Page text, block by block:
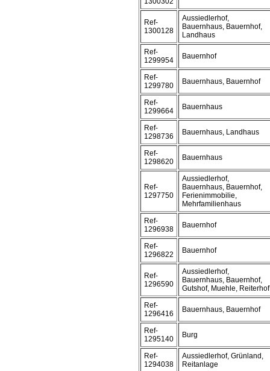
Ref-
1300128
Aussiedlerhof,
Bauernhaus, Bauernhof,
Landhaus
Ref-
1299954
Bauernhof
Ref-
1299780
Bauernhaus, Bauernhof
Ref-
1299664
Bauernhaus
Ref-
1298736
Bauernhaus, Landhaus
Ref-
1298620
Bauernhaus
Ref-
1297750
Aussiedlerhof,
Bauernhaus, Bauernhof,
Ferienimmobilie,
Mehrfamilienhaus
Ref-
1296938
Bauernhof
Ref-
1296822
Bauernhof
Ref-
1296590
Aussiedlerhof,
Bauernhaus, Bauernhof,
Gutshof, Muehle, Reiterhof
Ref-
1296416
Bauernhaus, Bauernhof
Ref-
1295140
Burg
Ref-
1294038
Aussiedlerhof, Grünland,
Reitanlage